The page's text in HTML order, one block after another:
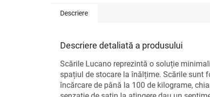
Descriere
Descriere detaliată a produsului
Scările Lucano reprezintă o soluție
spațiul de stocare la înălțime. Scările sunt
încărcare de până la 100 de kilograme,